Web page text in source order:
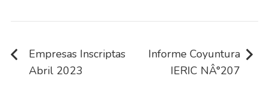
de
entradas
Empresas Inscriptas
Abril 2023
Informe Coyuntura
IERIC NÂ°207